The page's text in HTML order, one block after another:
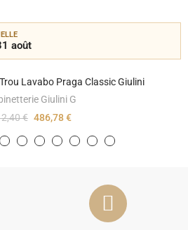
août
Lavabo Praga Classic Giulini
Giulini G
€ 486,78 €